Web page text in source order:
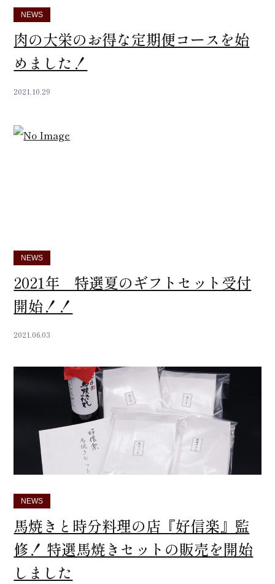
NEWS
肉の大栄のお得な定期便コースを始
めました！
2021.10.29
NEWS
2021年 特選夏のギフトセット受付
開始！！
2021.06.03
NEWS
馬焼きと時分料理の店『好信楽』監
修！ 特選馬焼きセットの販売を開始
しました